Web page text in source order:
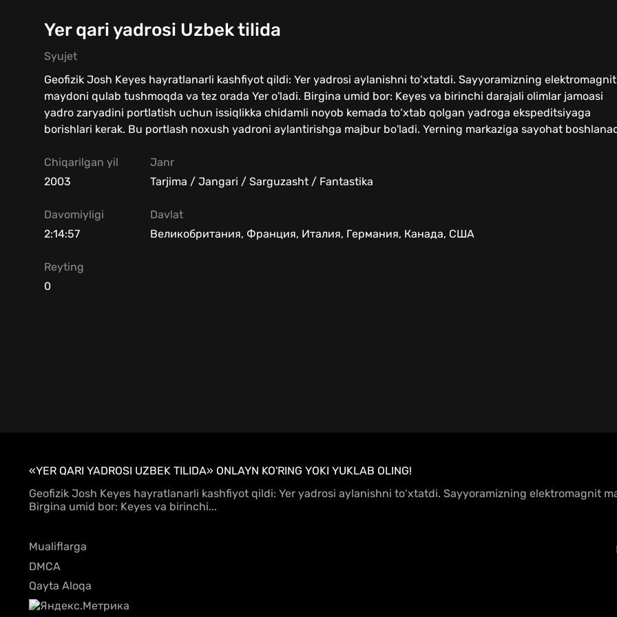
Yer qari yadrosi Uzbek tilida
Syujet
Geofizik Josh Keyes hayratlanarli kashfiyot qildi: Yer yadrosi aylanishni to‘xtatdi. Sayyoramizning elektromagnit
maydoni qulab tushmoqda va tez orada Yer o'ladi. Birgina umid bor: Keyes va birinchi darajali olimlar jamoasi
yadro zaryadini portlatish uchun issiqlikka chidamli noyob kemada to‘xtab qolgan yadroga ekspeditsiyaga
borishlari kerak. Bu portlash noxush yadroni aylantirishga majbur bo'ladi. Yerning markaziga sayohat
Chiqarilgan yil
2003
Janr
Tarjima / Jangari / Sarguzasht / Fantastika
Davomiyligi
2:14:57
Davlat
Великобритания, Франция, Италия, Германия, Канада, США
Reyting
0
«YER QARI YADROSI UZBEK TILIDA» ONLAYN KO'RING YOKI YUKLAB OLING!
Geofizik Josh Keyes hayratlanarli kashfiyot qildi: Yer yadrosi aylanishni to‘xtatdi. Sayyoramizning elektromagnit
Birgina umid bor: Keyes va birinchi...
Mualiflarga
DMCA
Qayta Aloqa